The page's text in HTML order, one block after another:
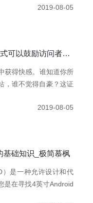
非常受欢迎，而且比普
2019-08-05
成都网站定制：5种网站设计方式可以鼓励访问者花更多钱_极简慕枫
获得快感。谁知道你所
，谁不觉得自豪？这证
2019-08-05
基础知识_极简慕枫
）是一种允许设计和代
是在寻找4英寸Android